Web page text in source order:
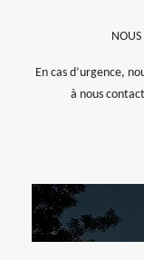
En cas d’urgence,
à nous